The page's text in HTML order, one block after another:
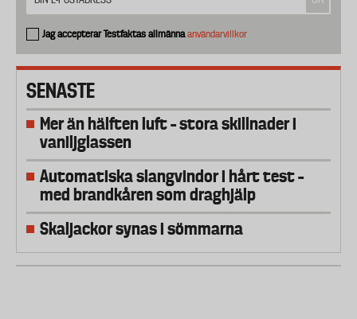
Jag accepterar Testfaktas allmännaanvändarvillkor
SENASTE
Mer än hälften luft – stora skillnader i
vaniljglassen
Automatiska slangvindor i hårt test –
med brandkåren som draghjälp
Skaljackor synas i sömmarna